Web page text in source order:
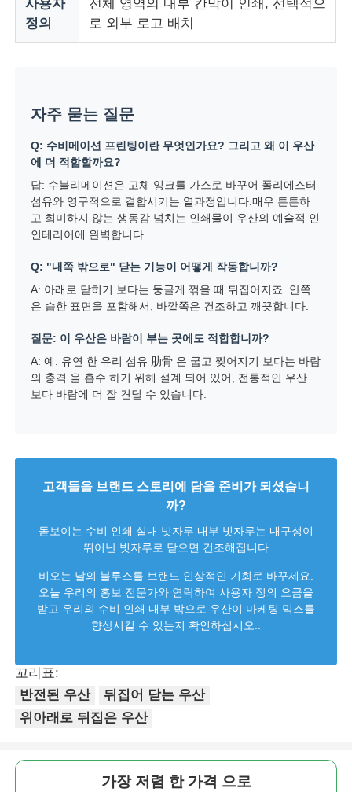
사용자
정의
전체 영역의 내부 칸막이 인쇄, 선택적으
로 외부 로고 배치
자주 묻는 질문
Q: 수비메이션 프린팅이란 무엇인가요? 그리고 왜 이 우산
에 더 적합할까요?
답: 수블리메이션은 고체 잉크를 가스로 바꾸어 폴리에스터
섬유와 영구적으로 결합시키는 열과정입니다.매우 튼튼하
고 희미하지 않는 생동감 넘치는 인쇄물이 우산의 예술적 인
인테리어에 완벽합니다.
Q: "내쪽 밖으로" 닫는 기능이 어떻게 작동합니까?
A: 아래로 닫히기 보다는 둥글게 꺾을 때 뒤집어지죠. 안쪽
은 습한 표면을 포함해서, 바깥쪽은 건조하고 깨끗합니다.
질문: 이 우산은 바람이 부는 곳에도 적합합니까?
A: 예. 유연 한 유리 섬유 肋骨 은 굽고 찢어지기 보다는 바람
의 충격 을 흡수 하기 위해 설계 되어 있어, 전통적인 우산
보다 바람에 더 잘 견딜 수 있습니다.
고객들을 브랜드 스토리에 담을 준비가 되셨습니
까?
돋보이는 수비 인쇄 실내 빗자루 내부 빗자루는 내구성이
뛰어난 빗자루로 닫으면 건조해집니다
비오는 날의 블루스를 브랜드 인상적인 기회로 바꾸세요.
오늘 우리의 홍보 전문가와 연락하여 사용자 정의 요금을
받고 우리의 수비 인쇄 내부 밖으로 우산이 마케팅 믹스를
향상시킬 수 있는지 확인하십시오..
꼬리표:
반전된 우산
뒤집어 닫는 우산
위아래로 뒤집은 우산
가장 저렴 한 가격 으로